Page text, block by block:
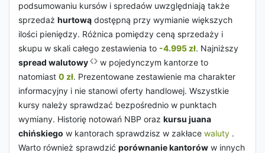
podsumowaniu kursów i spredaów uwzględniają także
sprzedaż hurtową dostępną przy wymianie większych
ilości pieniędzy. Różnica pomiędzy ceną sprzedaży i
skupu w skali całego zestawienia to -4.995 zł. Najniższy
spread walutowy
w pojedynczym kantorze to
natomiast 0 zł. Prezentowane zestawienie ma charakter
informacyjny i nie stanowi oferty handlowej. Wszystkie
kursy należy sprawdzać bezpośrednio w punktach
wymiany. Historię notowań NBP oraz kursu juana
chińskiego w kantorach sprawdzisz w zakłace waluty .
Warto również sprawdzić porównanie kantorów w innych